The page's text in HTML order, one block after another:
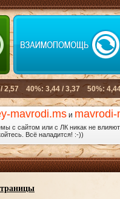
mavrodi.ms и mavrodi-
с сайтом или с ЛК никак не
Всё наладится! :-))